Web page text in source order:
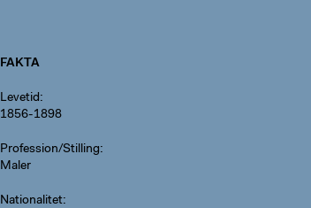
FAKTA
Levetid
1856-1898
Profession/Stilling
Maler
Nationalitet